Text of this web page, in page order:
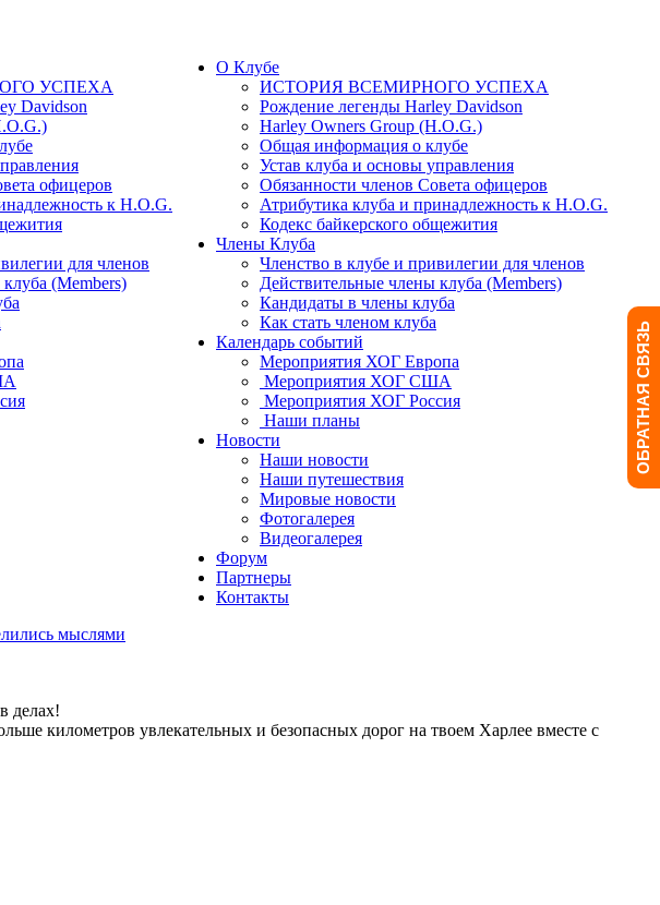
О Клубе
ИСТОРИЯ ВСЕМИРНОГО УСПЕХА
Рождение легенды Harley Davidson
Harley Owners Group (H.O.G.)
Общая информация о клубе
Устав клуба и основы управления
Обязанности членов Совета офицеров
Атрибутика клуба и принадлежность к H.O.G.
Кодекс байкерского общежития
Члены Клуба
Членство в клубе и привилегии для членов
Действительные члены клуба (Members)
Кандидаты в члены клуба
Как стать членом клуба
Календарь событий
Мероприятия ХОГ Европа
Мероприятия ХОГ США
Мероприятия ХОГ Россия
Наши планы
Новости
Наши новости
Наши путешествия
Мировые новости
Фотогалерея
Видеогалерея
Форум
Партнеры
Контакты
УСПЕХА
Davidson
офицеров
к H.O.G.
для членов
(Members)
мыслями
делах!
километров увлекательных и безопасных дорог на твоем Харлее вместе с
ОБРАТНАЯ СВЯЗЬ